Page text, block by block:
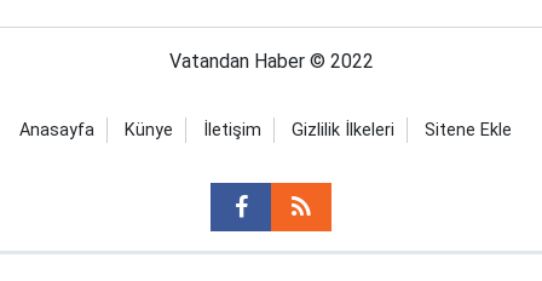
Vatandan Haber © 2022
Anasayfa Künye İletişim Gizlilik İlkeleri Sitene Ekle